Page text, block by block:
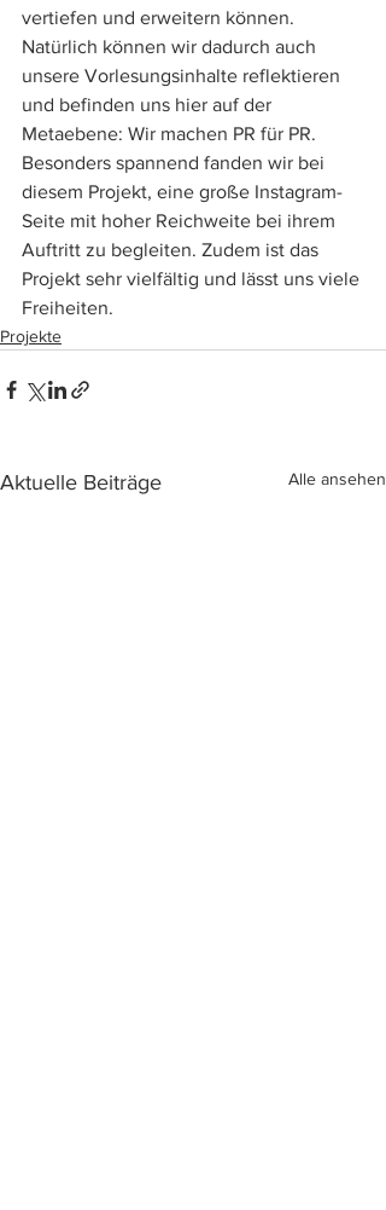
vertiefen und erweitern können.
Natürlich können wir dadurch auch
unsere Vorlesungsinhalte reflektieren
und befinden uns hier auf der
Metaebene: Wir machen PR für PR.
Besonders spannend fanden wir bei
diesem Projekt, eine große Instagram-
Seite mit hoher Reichweite bei ihrem
Auftritt zu begleiten. Zudem ist das
Projekt sehr vielfältig und lässt uns viele
Freiheiten.
Projekte
Aktuelle Beiträge Alle ansehen